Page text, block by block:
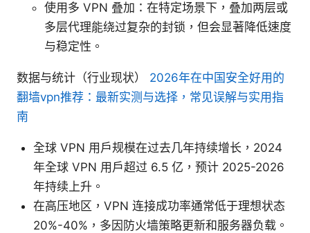
使用多 VPN 叠加：在特定场景下，叠加两层或
多层代理能绕过复杂的封锁，但会显著降低速度
与稳定性。
数据与统计（行业现状） 2026年在中国安全好用的
翻墙vpn推荐：最新实测与选择，常见误解与实用指
南
全球 VPN 用户规模在过去几年持续增长，2024
年全球 VPN 用户超过 6.5 亿，预计 2025-2026
年持续上升。
在高压地区，VPN 连接成功率通常低于理想状态
20%-40%，多因防火墙策略更新和服务器负载。